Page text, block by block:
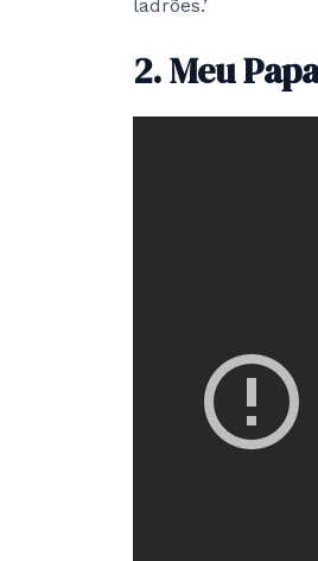
ladrões.’
2. Meu